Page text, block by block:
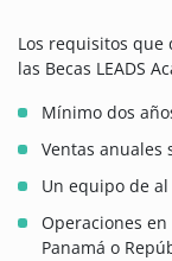
Los requisitos
las Becas LEADS
Mínimo dos
Ventas anuales
Un equipo de
Operaciones
Panamá o